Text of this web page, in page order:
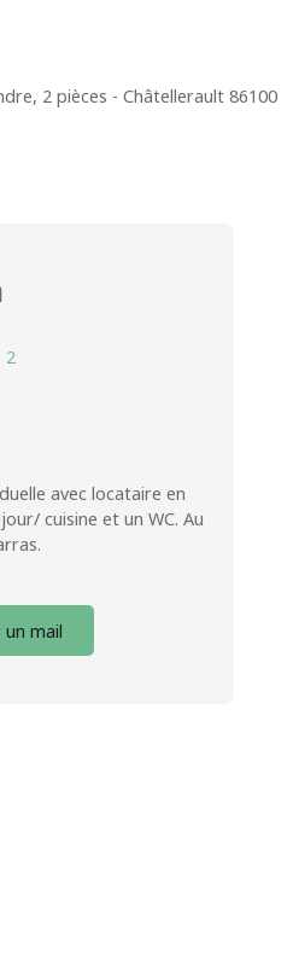
2 pièces - Châtellerault 86100
2
avec locataire en
cuisine et un WC. Au
un mail